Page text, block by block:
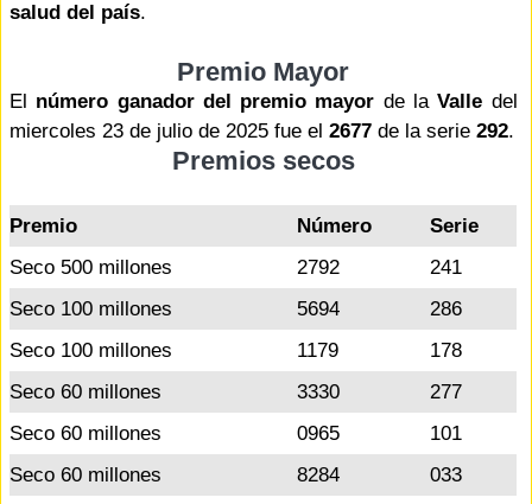
salud del país.
Premio Mayor
El número ganador del premio mayor de laValle del
miercoles 23 de julio de 2025 fue el 2677 de la serie 292.
Premios secos
Premio Número
Serie
Seco 500 millones
2792
241
Seco 100 millones
5694
286
Seco 100 millones
1179
178
Seco 60 millones
3330
277
Seco 60 millones
0965
101
Seco 60 millones
8284
033